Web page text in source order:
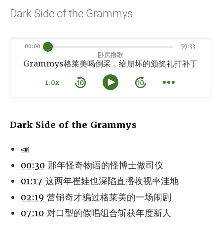
Dark Side of the Grammys
卧房撸歌
Grammys格莱美喝倒采，给崩坏的颁奖礼打补丁
1.0x
00:00 59:33
Dark Side of the Grammys
📣
00:30 那年怪奇物语的怪博士做司仪
01:17 这两年崔娃也深陷直播收视率洼地
02:19 营销奇才骗过格莱美的一场闹剧
07:10 对口型的假唱组合斩获年度新人